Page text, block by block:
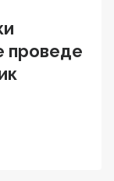
проведе